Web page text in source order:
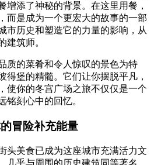
增添了神秘的背景。在这里用餐，
而是成为一个更宏大的故事的一部
市历史和塑造它的力量的影响，从
建筑师。
质的菜肴和令人惊叹的景色为特
得堡的精髓。它们让你摆脱平凡，
使你的冬宫广场之旅不仅仅是一个
铭刻心中的回忆。
冒险补充能量
头美食已成为这座城市充满活力文
几乎与周围的历史建筑同等著名。